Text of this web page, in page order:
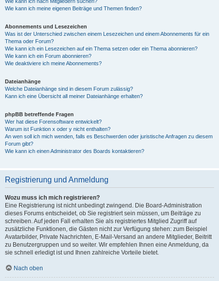
Wie kann ich meine eigenen Beiträge und Themen finden?
Abonnements und Lesezeichen
Was ist der Unterschied zwischen einem Lesezeichen und einem Abonnements für ein
Thema oder Forum?
Wie kann ich ein Lesezeichen auf ein Thema setzen oder ein Thema abonnieren?
Wie kann ich ein Forum abonnieren?
Wie deaktiviere ich meine Abonnements?
Dateianhänge
Welche Dateianhänge sind in diesem Forum zulässig?
Kann ich eine Übersicht all meiner Dateianhänge erhalten?
phpBB betreffende Fragen
Wer hat diese Forensoftware entwickelt?
Warum ist Funktion x oder y nicht enthalten?
An wen soll ich mich wenden, falls es Beschwerden oder juristische Anfragen zu diesem
Forum gibt?
Wie kann ich einen Administrator des Boards kontaktieren?
Registrierung und Anmeldung
Wozu muss ich mich registrieren?
Eine Registrierung ist nicht unbedingt zwingend. Die Board-Administration
dieses Forums entscheidet, ob Sie registriert sein müssen, um Beiträge zu
schreiben. Auf jeden Fall erhalten Sie als registriertes Mitglied Zugriff auf
zusätzliche Funktionen, die Gästen nicht zur Verfügung stehen: zum Beispiel
Avatarbilder, Private Nachrichten, E-Mail-Versand an andere Mitglieder, Beitritt
zu Benutzergruppen und so weiter. Wir empfehlen Ihnen eine Anmeldung, da
sie schnell erledigt ist und Ihnen zahlreiche Vorteile bietet.
Nach oben